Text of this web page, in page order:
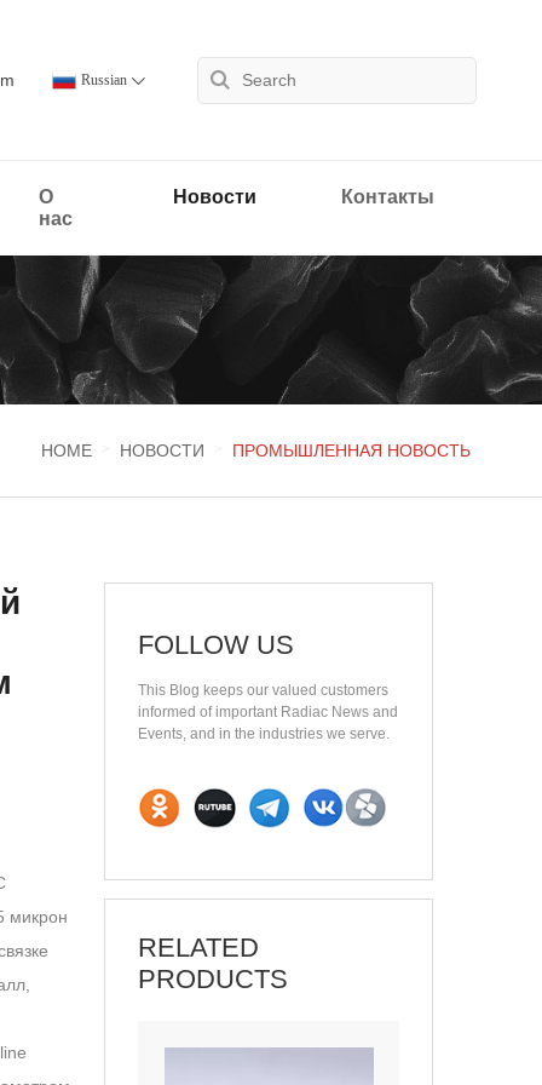
Russian
О
нас
Новости Контакты
HOME > НОВОСТИ > ПРОМЫШЛЕННАЯ НОВОСТЬ
микрон
FOLLOW US
This Blog keeps our valued customers
informed of important Radiac News and
Events, and in the industries we serve.
RELATED
PRODUCTS